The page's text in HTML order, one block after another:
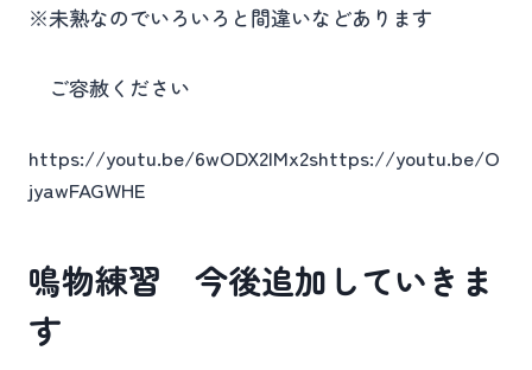
※未熟なのでいろいろと間違いなどあります
ご容赦ください
https://youtu.be/6wODX2IMx2shttps://youtu.be/O
jyawFAGWHE
鳴物練習 今後追加していきま
す